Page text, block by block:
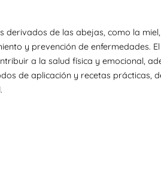
de las abejas, como la
y prevención de enfermedades.
a la salud física y emocional,
de aplicación y recetas prácticas,